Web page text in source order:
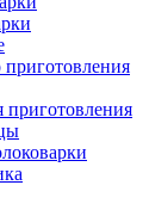
приготовления